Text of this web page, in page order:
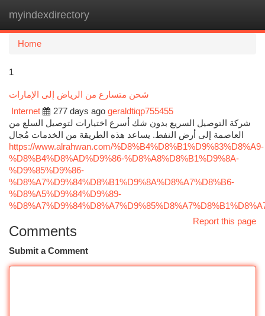
myindexdirectory
Home
1
شحن متسارع من الرياض إلى الإمارات
Internet
277 days ago geraldtiqp755455
شركة التوصيل السريع بدون شك أسرع اختيارات لتوصيل السلع من
العاصمة إلى أرض النفط. يساعد هذه الطريقة من الخدمات مُجال
https://www.alrahwan.com/%D8%B4%D8%B1%D9%83%D8%A9-
%D8%B4%D8%AD%D9%86-%D8%A8%D8%B1%D9%8A-
%D9%85%D9%86-
%D8%A7%D9%84%D8%B1%D9%8A%D8%A7%D8%B6-
%D8%A5%D9%84%D9%89-
Report this page
Comments
Submit a Comment